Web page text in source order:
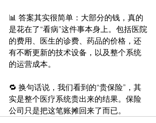
📊 答案其实很简单：大部分的钱，真的
是花在了“看病”这件事本身上。包括医院
的费用、医生的诊费、药品的价格，还
有不断更新的技术设备，以及整个系统
的运营成本。
🔁 换句话说，我们看到的“贵保险”，其
实是整个医疗系统贵出来的结果。保险
公司只是把这笔账摊回来了而已。